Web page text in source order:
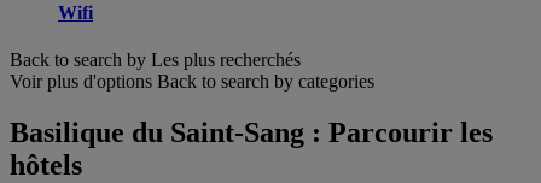
Wifi
Back to search by Les plus recherchés
Voir plus d'options Back to search by categories
Basilique du Saint-Sang : Parcourir les
hôtels